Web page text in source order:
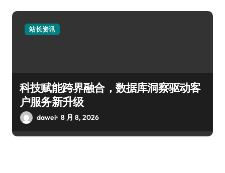
站长资讯
科技赋能跨界融合，数据库洞察驱动客
户服务新升级
dawei 8 月 8, 2026